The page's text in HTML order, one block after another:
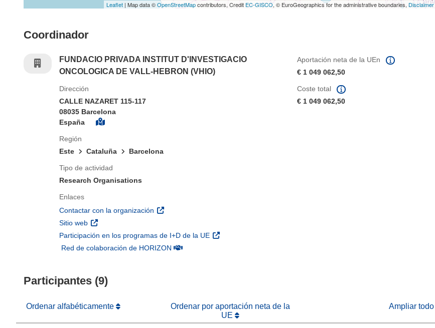
Leaflet | Map data ©OpenStreetMapcontributors, Credit EC-GISCO, © EuroGeographics for the administrative boundaries, Disclaimer
Coordinador
FUNDACIO PRIVADA INSTITUT D'INVESTIGACIO
ONCOLOGICA DE VALL-HEBRON (VHIO)
Aportación neta de la UEn
€ 1 049 062,50
Dirección
CALLE NAZARET 115-117
08035 Barcelona
España
Región
Este
Cataluña Barcelona
Tipo de actividad
Research Organisations
Enlaces
Contactar con la organización (se abrirá en una nueva ventana)
Sitio web (se abrirá en una nueva ventana)
Participación en los programas de I+D de la UE (se abrirá en una nueva ventana)
Red de colaboración de HORIZON(se abrirá en una nueva ventana)
Coste total
€ 1 049 062,50
Participantes (9)
Ordenar alfabéticamente
Ordenar por aportación neta de la
UE
Ampliar todo